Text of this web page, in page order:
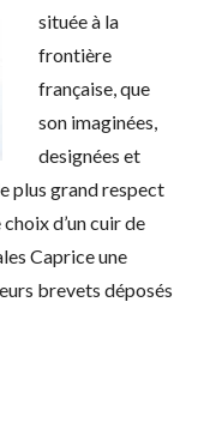
située à la
frontière
française, que
son imaginées,
designées et
plus grand respect
d’un cuir de
Caprice une
brevets déposés